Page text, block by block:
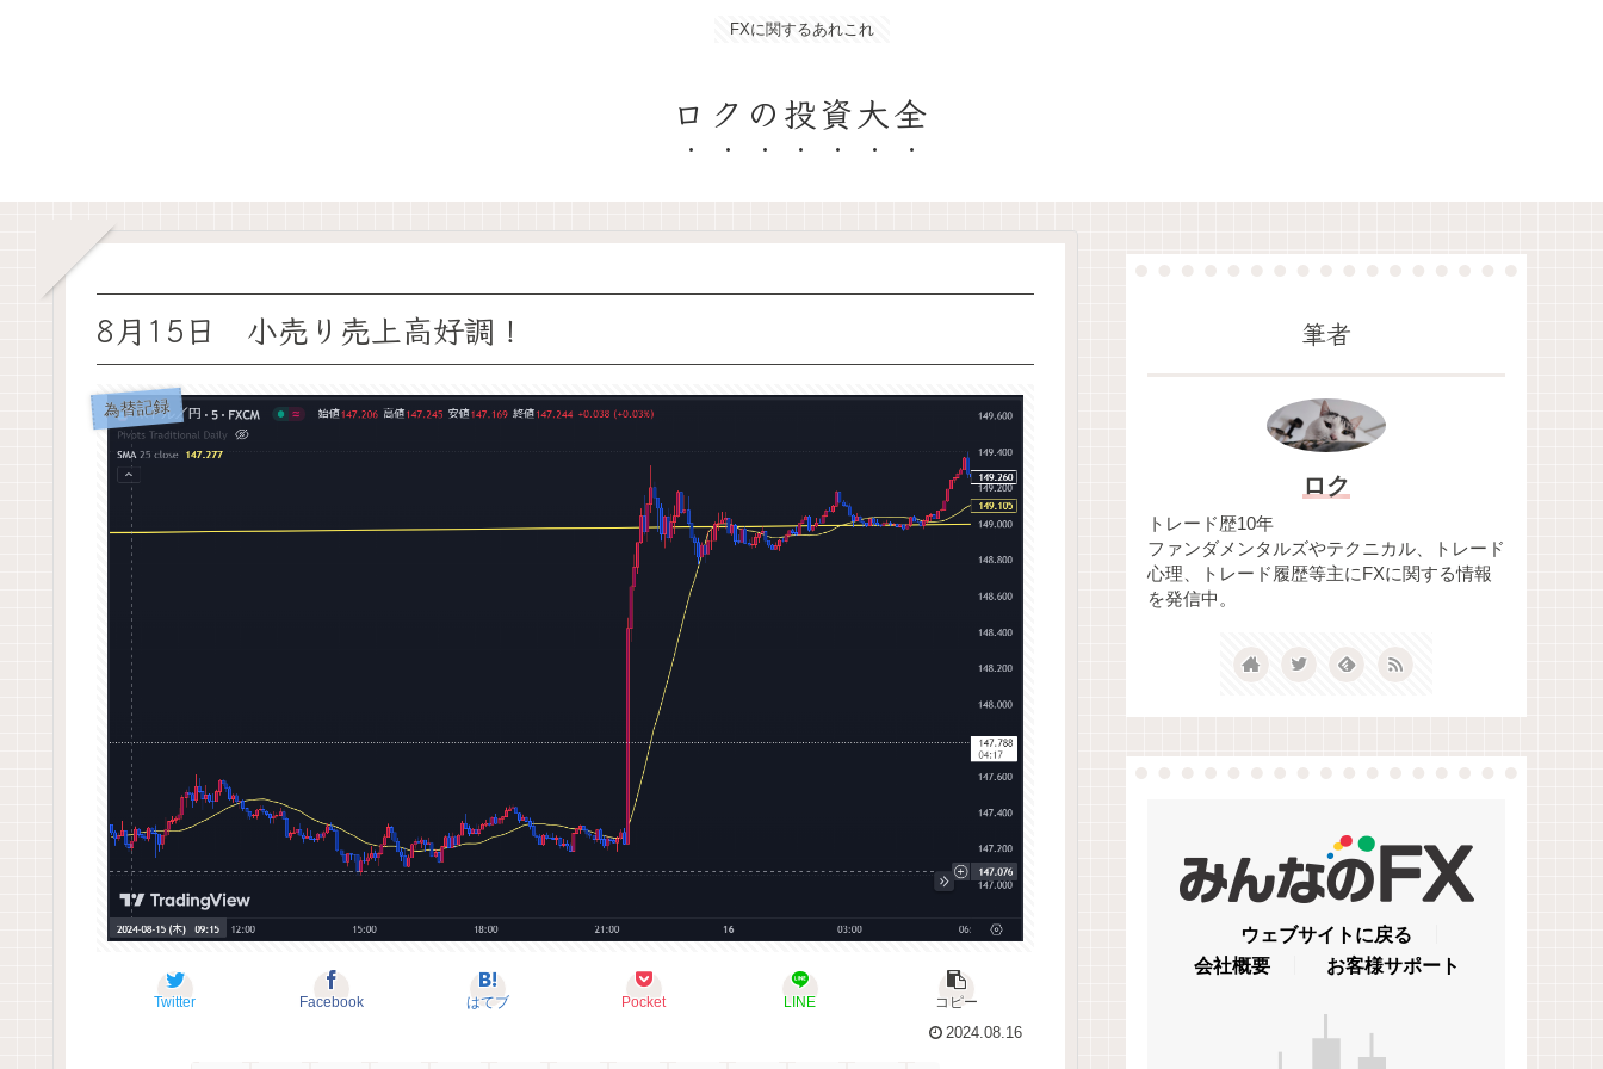
FXに関するあれこれ
ロクの投資大全
8月15日 小売り売上高好調！
為替記録
Twitter Facebook はてブ Pocket LINE
コピー
2024.08.16
筆者
ロク
トレード歴10年
ファンダメンタルズやテクニカル、トレード
心理、トレード履歴等主にFXに関する情報
を発信中。